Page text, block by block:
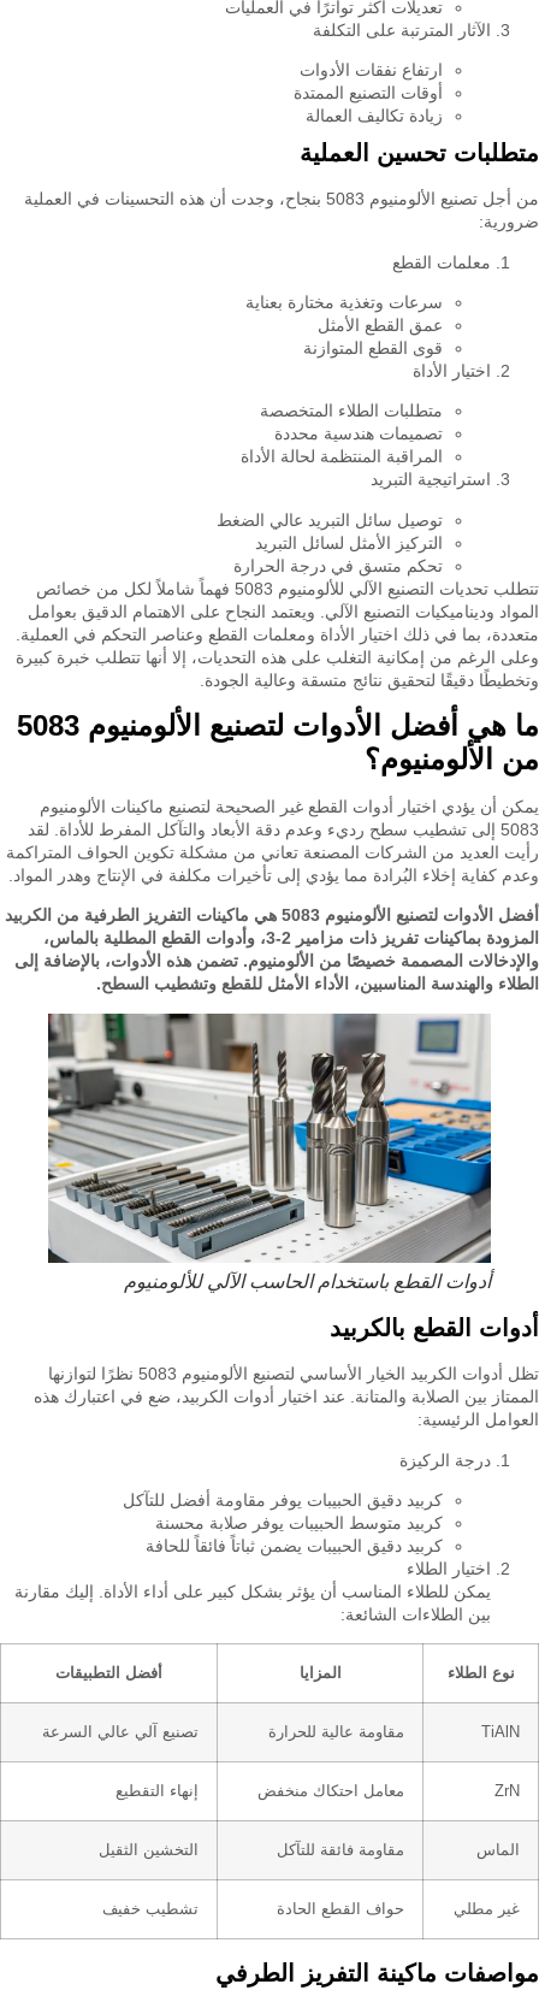
تعديلات أكثر تواترًا في العمليات
الآثار المترتبة على التكلفة
ارتفاع نفقات الأدوات
أوقات التصنيع الممتدة
زيادة تكاليف العمالة
متطلبات تحسين العملية
من أجل تصنيع الألومنيوم 5083 بنجاح، وجدت أن هذه التحسينات في العملية
ضرورية:
معلمات القطع
سرعات وتغذية مختارة بعناية
عمق القطع الأمثل
قوى القطع المتوازنة
اختيار الأداة
متطلبات الطلاء المتخصصة
تصميمات هندسية محددة
المراقبة المنتظمة لحالة الأداة
استراتيجية التبريد
توصيل سائل التبريد عالي الضغط
التركيز الأمثل لسائل التبريد
تحكم متسق في درجة الحرارة
تتطلب تحديات التصنيع الآلي للألومنيوم 5083 فهماً شاملاً لكل من خصائص
المواد وديناميكيات التصنيع الآلي. ويعتمد النجاح على الاهتمام الدقيق بعوامل
متعددة، بما في ذلك اختيار الأداة ومعلمات القطع وعناصر التحكم في العملية.
وعلى الرغم من إمكانية التغلب على هذه التحديات، إلا أنها تتطلب خبرة كبيرة
وتخطيطًا دقيقًا لتحقيق نتائج متسقة وعالية الجودة.
ما هي أفضل الأدوات لتصنيع الألومنيوم 5083
من الألومنيوم؟
يمكن أن يؤدي اختيار أدوات القطع غير الصحيحة لتصنيع ماكينات الألومنيوم
5083 إلى تشطيب سطح رديء وعدم دقة الأبعاد والتآكل المفرط للأداة. لقد
رأيت العديد من الشركات المصنعة تعاني من مشكلة تكوين الحواف المتراكمة
وعدم كفاية إخلاء البُرادة مما يؤدي إلى تأخيرات مكلفة في الإنتاج وهدر المواد.
أفضل الأدوات لتصنيع الألومنيوم 5083 هي ماكينات التفريز الطرفية من الكربيد
المزودة بماكينات تفريز ذات مزامير 2-3، وأدوات القطع المطلية بالماس،
والإدخالات المصممة خصيصًا من الألومنيوم. تضمن هذه الأدوات، بالإضافة إلى
الطلاء والهندسة المناسبين، الأداء الأمثل للقطع وتشطيب السطح.
أدوات القطع باستخدام الحاسب الآلي للألومنيوم
أدوات القطع بالكربيد
تظل أدوات الكربيد الخيار الأساسي لتصنيع الألومنيوم 5083 نظرًا لتوازنها
الممتاز بين الصلابة والمتانة. عند اختيار أدوات الكربيد، ضع في اعتبارك هذه
العوامل الرئيسية:
درجة الركيزة
كربيد دقيق الحبيبات يوفر مقاومة أفضل للتآكل
كربيد متوسط الحبيبات يوفر صلابة محسنة
كربيد دقيق الحبيبات يضمن ثباتاً فائقاً للحافة
اختيار الطلاء
يمكن للطلاء المناسب أن يؤثر بشكل كبير على أداء الأداة. إليك مقارنة
بين الطلاءات الشائعة:
نوع الطلاء المزايا أفضل التطبيقات
TiAlN مقاومة عالية للحرارة تصنيع آلي عالي السرعة
ZrN معامل احتكاك منخفض إنهاء التقطيع
الماس مقاومة فائقة للتآكل التخشين الثقيل
غير مطلي حواف القطع الحادة تشطيب خفيف
مواصفات ماكينة التفريز الطرفي